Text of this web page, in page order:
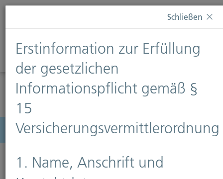
Diese Webseite verwendet Cookies. Wenn Sie weiterhin
Informationen finden Sie auf unserer SeiteDatenschutz
Diese Nachricht nicht erneut anzeigen
Menü
Schließen
Erstinformation zur Erfüllung
der gesetzlichen
Informationspflicht gemäß §
15
Versicherungsvermittlerordnung
1. Name, Anschrift und